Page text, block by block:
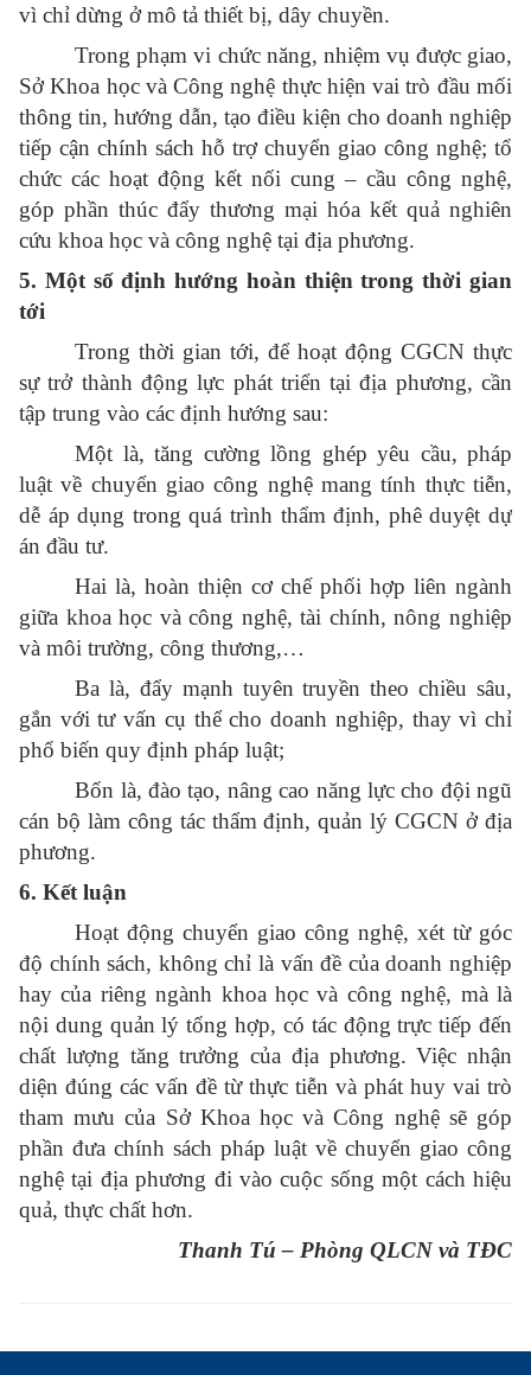
vì chỉ dừng ở mô tả thiết bị, dây chuyền.
Trong phạm vi chức năng, nhiệm vụ được giao,
Sở Khoa học và Công nghệ thực hiện vai trò đầu mối
thông tin, hướng dẫn, tạo điều kiện cho doanh nghiệp
tiếp cận chính sách hỗ trợ chuyển giao công nghệ; tổ
chức các hoạt động kết nối cung – cầu công nghệ,
góp phần thúc đẩy thương mại hóa kết quả nghiên
cứu khoa học và công nghệ tại địa phương.
5. Một số định hướng hoàn thiện trong thời gian
tới
Trong thời gian tới, để hoạt động CGCN thực
sự trở thành động lực phát triển tại địa phương, cần
tập trung vào các định hướng sau:
Một là, tăng cường lồng ghép yêu cầu, pháp
luật về chuyển giao công nghệ mang tính thực tiễn,
dễ áp dụng trong quá trình thẩm định, phê duyệt dự
án đầu tư.
Hai là, hoàn thiện cơ chế phối hợp liên ngành
giữa khoa học và công nghệ, tài chính, nông nghiệp
và môi trường, công thương,…
Ba là, đẩy mạnh tuyên truyền theo chiều sâu,
gắn với tư vấn cụ thể cho doanh nghiệp, thay vì chỉ
phổ biến quy định pháp luật;
Bốn là, đào tạo, nâng cao năng lực cho đội ngũ
cán bộ làm công tác thẩm định, quản lý CGCN ở địa
phương.
6. Kết luận
Hoạt động chuyển giao công nghệ, xét từ góc
độ chính sách, không chỉ là vấn đề của doanh nghiệp
hay của riêng ngành khoa học và công nghệ, mà là
nội dung quản lý tổng hợp, có tác động trực tiếp đến
chất lượng tăng trưởng của địa phương. Việc nhận
diện đúng các vấn đề từ thực tiễn và phát huy vai trò
tham mưu của Sở Khoa học và Công nghệ sẽ góp
phần đưa chính sách pháp luật về chuyển giao công
nghệ tại địa phương đi vào cuộc sống một cách hiệu
quả, thực chất hơn.
Thanh Tú – Phòng QLCN và TĐC